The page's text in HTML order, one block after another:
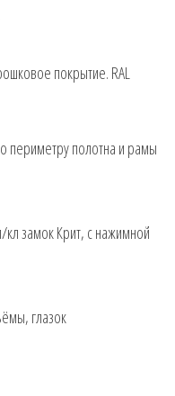
покрытие. RAL
периметру полотна и рамы
замок Крит, с нажимной
глазок